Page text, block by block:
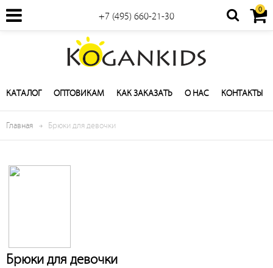
+7 (495) 660-21-30
0
КАТАЛОГ ОПТОВИКАМ КАК ЗАКАЗАТЬ О НАС КОНТАКТЫ
Главная Брюки для девочки
Брюки для девочки